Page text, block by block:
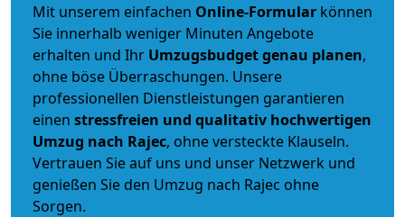
Mit unserem einfachen Online-Formular können
Sie innerhalb weniger Minuten Angebote
erhalten und Ihr Umzugsbudgetgenau planen,
ohne böse Überraschungen. Unsere
professionellen Dienstleistungen garantieren
einen stressfreien und qualitativ hochwertigen
Umzug nach Rajec, ohne versteckte Klauseln.
Vertrauen Sie auf uns und unser Netzwerk und
genießen Sie den Umzug nach Rajec ohne
Sorgen.